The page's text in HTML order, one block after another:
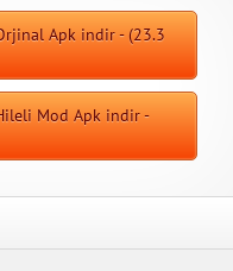
Apk indir - (23.3
Mod Apk indir -